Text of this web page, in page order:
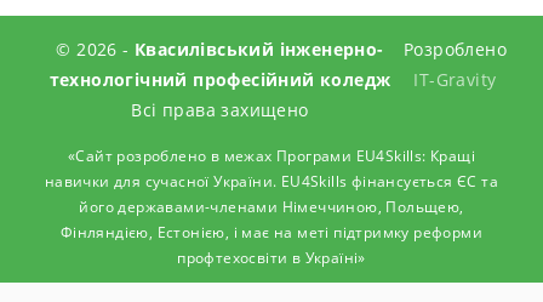
© 2026 - Квасилівський інженерно-
технологічний професійний коледж
Всі права захищено
Розроблено
IT-Gravity
«Сайт розроблено в межах Програми EU4Skills: Кращі
навички для сучасної України. EU4Skills фінансується ЄС та
його державами-членами Німеччиною, Польщею,
Фінляндією, Естонією, і має на меті підтримку реформи
профтехосвіти в Україні»